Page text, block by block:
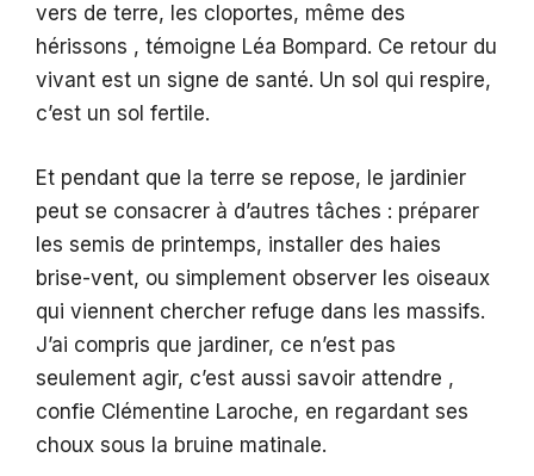
vers de terre, les cloportes, même des
hérissons , témoigne Léa Bompard. Ce retour du
vivant est un signe de santé. Un sol qui respire,
c’est un sol fertile.
Et pendant que la terre se repose, le jardinier
peut se consacrer à d’autres tâches : préparer
les semis de printemps, installer des haies
brise-vent, ou simplement observer les oiseaux
qui viennent chercher refuge dans les massifs.
J’ai compris que jardiner, ce n’est pas
seulement agir, c’est aussi savoir attendre ,
confie Clémentine Laroche, en regardant ses
choux sous la bruine matinale.